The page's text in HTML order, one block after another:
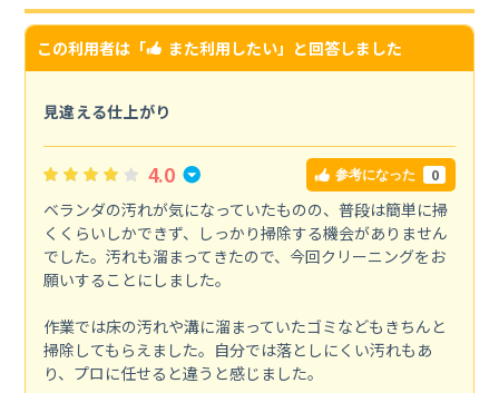
この利用者は「 また利用したい」と回答しました
見違える仕上がり
4.0 参考になった 0
ベランダの汚れが気になっていたものの、普段は簡単に掃
くくらいしかできず、しっかり掃除する機会がありません
でした。汚れも溜まってきたので、今回クリーニングをお
願いすることにしました。
作業では床の汚れや溝に溜まっていたゴミなどもきちんと
掃除してもらえました。自分では落としにくい汚れもあ
り、プロに任せると違うと感じました。